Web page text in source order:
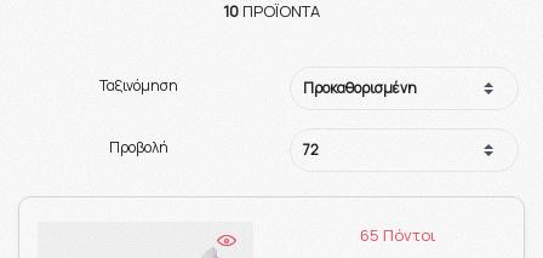
10ΠΡΟΪΌΝΤΑ
Ταξινόμηση
Προβολή
65 Πόντοι